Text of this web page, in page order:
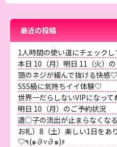
最近の投稿
1人時間の使い道にチェック
本日 10（月）明日 11（火）
頭のネジが緩んで抜ける快感♡
SSS級に気持ちイイ体験♡
世界一だらしないVIPになっ
明日 10（月）のご予約状況
遺◯子の流出が止まらなくな
お礼）8（土）楽しい1日をあ
♡٩(๑∂▿∂๑)۶